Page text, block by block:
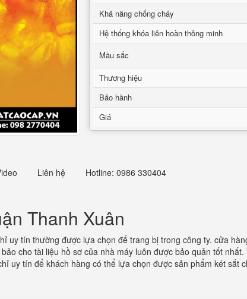
Khả năng chống cháy
Hệ thống khóa liên hoàn thông minh
Mầu sắc
Thương hiệu
Bảo hành
Giá
Liên hệ Hotline: 0986 330404
Thanh Xuân
uy tín thường được lựa chọn để trang bị trong công ty. cửa
cho tài liệu hồ sơ của nhà máy luôn được bảo quản tốt
uy tín để khách hàng có thể lựa chọn được sản phẩm két sắt